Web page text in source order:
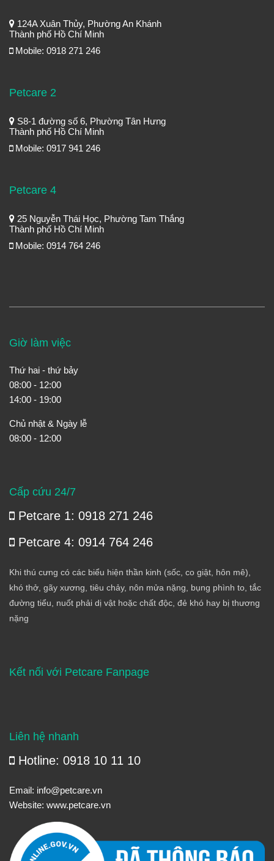
124A Xuân Thủy, Phường An Khánh
Thành phố Hồ Chí Minh
Mobile: 0918 271 246
Petcare 2
S8-1 đường số 6, Phường Tân Hưng
Thành phố Hồ Chí Minh
Mobile: 0917 941 246
Petcare 4
25 Nguyễn Thái Học, Phường Tam Thắng
Thành phố Hồ Chí Minh
Mobile: 0914 764 246
Giờ làm việc
Thứ hai - thứ bảy
08:00 - 12:00
14:00 - 19:00
Chủ nhật & Ngày lễ
08:00 - 12:00
Cấp cứu 24/7
Petcare 1: 0918 271 246
Petcare 4: 0914 764 246
Khi thú cưng có các biểu hiện thần kinh (sốc, co giật, hôn mê),
khó thở, gãy xương, tiêu chảy, nôn mửa nặng, bụng phình to, tắc
đường tiểu, nuốt phải dị vật hoặc chất độc, đẻ khó hay bị thương
nặng
Kết nối với Petcare Fanpage
Liên hệ nhanh
Hotline: 0918 10 11 10
Email: info@petcare.vn
Website: www.petcare.vn